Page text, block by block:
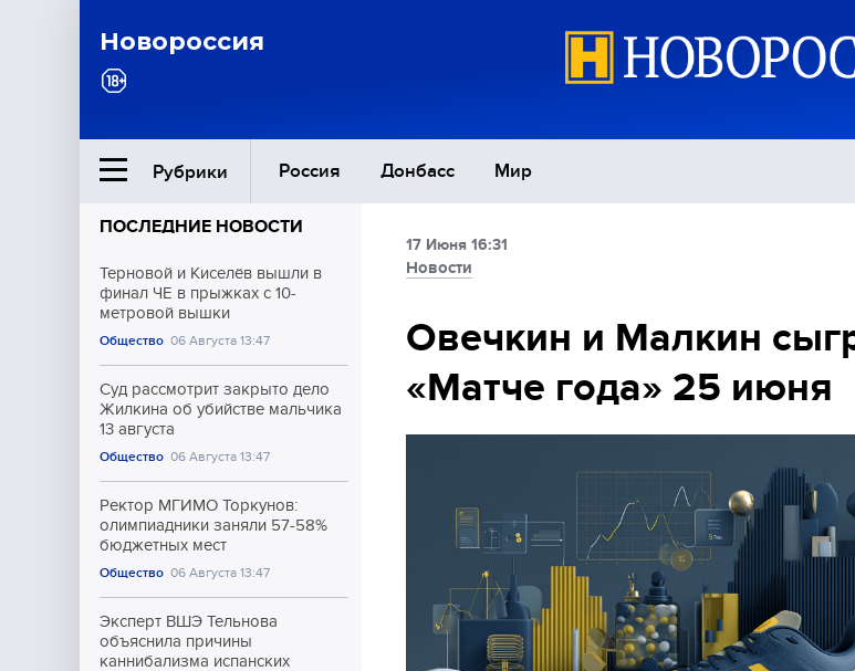
Новороссия
Рубрики Россия Донбасс Мир
Ближний Восток
Общество
Экономика
Культура
Спорт
ПОСЛЕДНИЕ НОВОСТИ
Терновой и Киселёв вышли в
финал ЧЕ в прыжках с 10-
метровой вышки
Общество 06 Августа 13:47
Суд рассмотрит закрыто дело
Жилкина об убийстве мальчика
13 августа
Общество 06 Августа 13:47
Ректор МГИМО Торкунов:
олимпиадники заняли 57-58%
бюджетных мест
Общество 06 Августа 13:47
Эксперт ВШЭ Тельнова
объяснила причины
каннибализма испанских
17 Июня 16:31
Новости
Овечкин и Малкин
«Матче года» 25 июня